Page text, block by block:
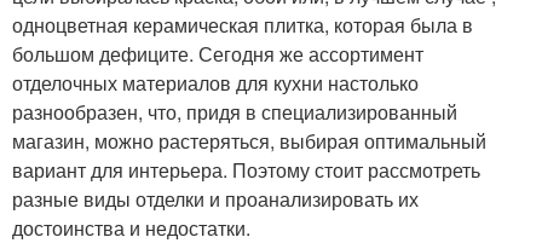
одноцветная керамическая плитка, которая была в
большом дефиците. Сегодня же ассортимент
отделочных материалов для кухни настолько
разнообразен, что, придя в специализированный
магазин, можно растеряться, выбирая оптимальный
вариант для интерьера. Поэтому стоит рассмотреть
разные виды отделки и проанализировать их
достоинства и недостатки.